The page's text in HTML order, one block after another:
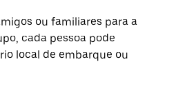
ou familiares para a
cada pessoa pode
local de embarque ou